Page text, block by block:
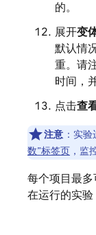
的。
展开变
默认情
重。请
时间，
点击查
注意 ：实
数”标签页 ，监
每个项目最
在运行的实验